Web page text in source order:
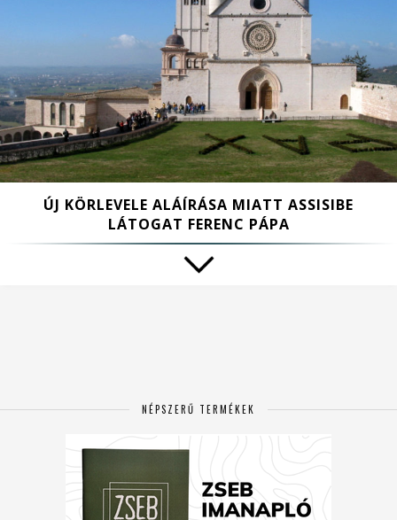
ÚJ KÖRLEVELE ALÁÍRÁSA MIATT ASSISIBE
LÁTOGAT FERENC PÁPA
NÉPSZERŰ TERMÉKEK